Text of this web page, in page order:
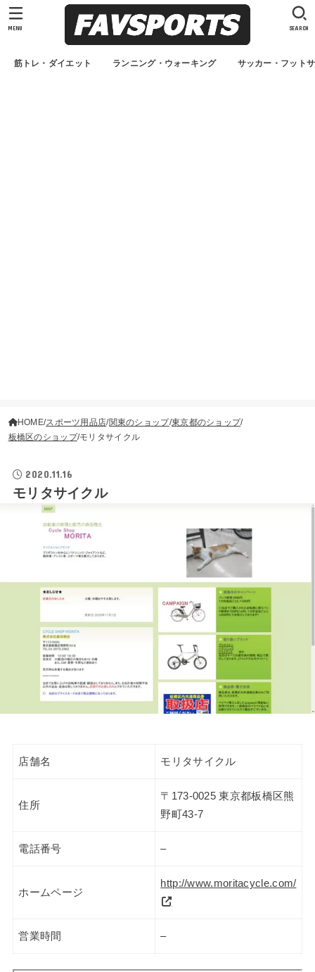
筋トレ・ダイエット ランニング・ウォーキング サッカー・フット
SEARCH
MENU
HOME スポーツ用品店 関東のショップ 東京都のショップ
板橋区のショップ モリタサイクル
2020.11.16
モリタサイクル
店舗名 モリタサイクル
住所
〒173-0025 東京都板橋区熊
野町43-7
電話番号 –
ホームページ
http://www.moritacycle.com/
営業時間 –